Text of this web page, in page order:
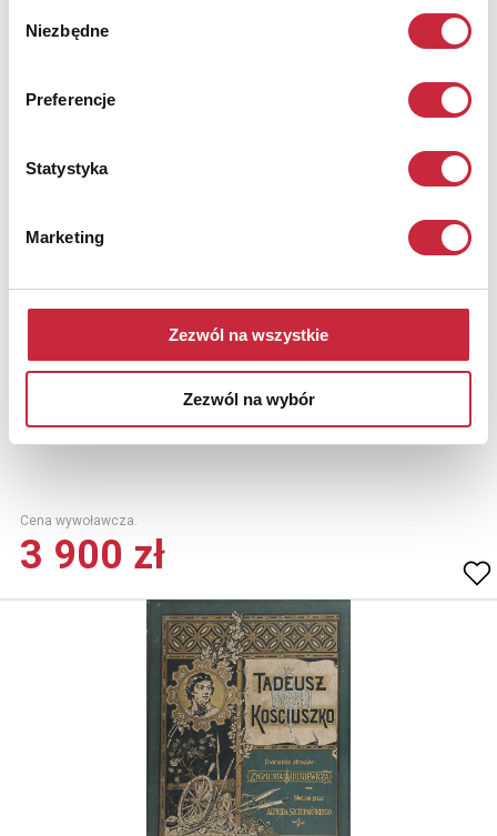
zgody
Niezbędne
Preferencje
Statystyka
Marketing
Zezwól na wszystkie
Zezwól na wybór
KOSSAK Juliusz
Nr katalogowy
Franciszek Bondy. 51x36 cm, 12 heliograwiur
Cena wywoławcza.
3 900 zł